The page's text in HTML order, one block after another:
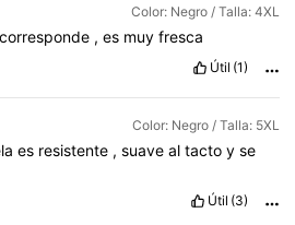
Color: Negro / Talla: 4XL
corresponde , es muy fresca
Útil (1)
Color: Negro / Talla: 5XL
es resistente ,suavealtactoyse
Útil (3)